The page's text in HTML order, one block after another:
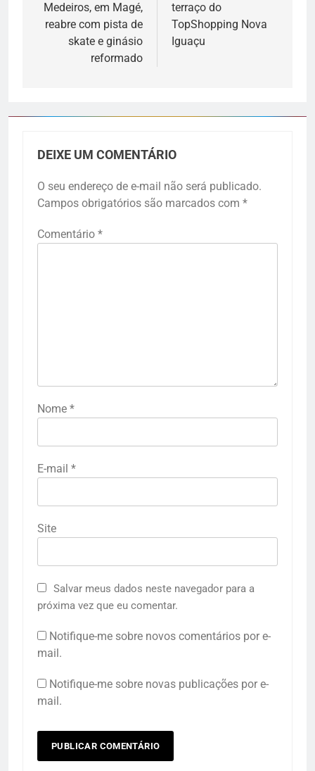
Medeiros, em Magé,
reabre com pista de
skate e ginásio
reformado
terraço do
TopShopping Nova
Iguaçu
DEIXE UM COMENTÁRIO
O seu endereço de e-mail não será publicado.
Campos obrigatórios são marcados com *
Comentário *
Nome *
E-mail *
Site
Salvar meus dados neste navegador para a
próxima vez que eu comentar.
Notifique-me sobre novos comentários por e-
mail.
Notifique-me sobre novas publicações por e-
mail.